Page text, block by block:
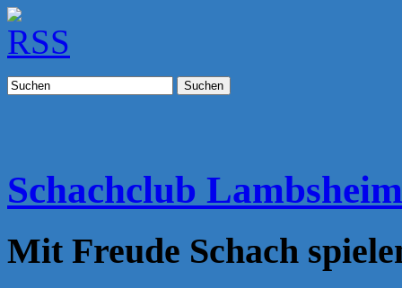
Suchen
Schachclub Lambsheim
Mit Freude Schach